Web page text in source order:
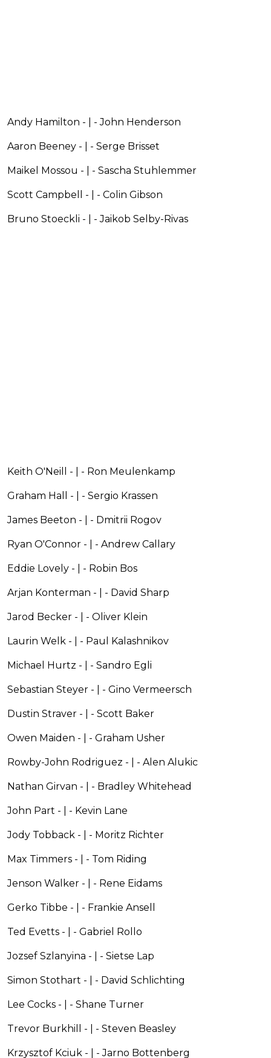
Andy Hamilton - | - John Henderson
Aaron Beeney - | - Serge Brisset
Maikel Mossou - | - Sascha Stuhlemmer
Scott Campbell - | - Colin Gibson
Bruno Stoeckli - | - Jaikob Selby-Rivas
Keith O'Neill - | - Ron Meulenkamp
Graham Hall - | - Sergio Krassen
James Beeton - | - Dmitrii Rogov
Ryan O'Connor - | - Andrew Callary
Eddie Lovely - | - Robin Bos
Arjan Konterman - | - David Sharp
Jarod Becker - | - Oliver Klein
Laurin Welk - | - Paul Kalashnikov
Michael Hurtz - | - Sandro Egli
Sebastian Steyer - | - Gino Vermeersch
Dustin Straver - | - Scott Baker
Owen Maiden - | - Graham Usher
Rowby-John Rodriguez - | - Alen Alukic
Nathan Girvan - | - Bradley Whitehead
John Part - | - Kevin Lane
Jody Tobback - | - Moritz Richter
Max Timmers - | - Tom Riding
Jenson Walker - | - Rene Eidams
Gerko Tibbe - | - Frankie Ansell
Ted Evetts - | - Gabriel Rollo
Jozsef Szlanyina - | - Sietse Lap
Simon Stothart - | - David Schlichting
Lee Cocks - | - Shane Turner
Trevor Burkhill - | - Steven Beasley
Krzysztof Kciuk - | - Jarno Bottenberg